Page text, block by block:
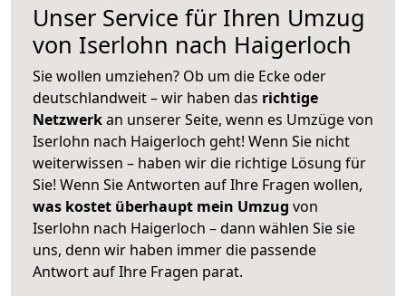
Unser Service für Ihren Umzug
von Iserlohn nach Haigerloch
Sie wollen umziehen? Ob um die Ecke oder
deutschlandweit – wir haben das richtige
Netzwerkan unserer Seite, wenn es Umzüge von
Iserlohn nach Haigerloch geht! Wenn Sie nicht
weiterwissen – haben wir die richtige Lösung für
Sie! Wenn Sie Antworten auf Ihre Fragen wollen,
was kostet überhaupt mein Umzug von
Iserlohn nach Haigerloch – dann wählen Sie sie
uns, denn wir haben immer die passende
Antwort auf Ihre Fragen parat.